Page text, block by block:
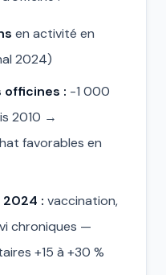
en activité en
2024)
officines : -1 000
2010 →
favorables en
2024 : vaccination,
chroniques —
+15 à +30 %